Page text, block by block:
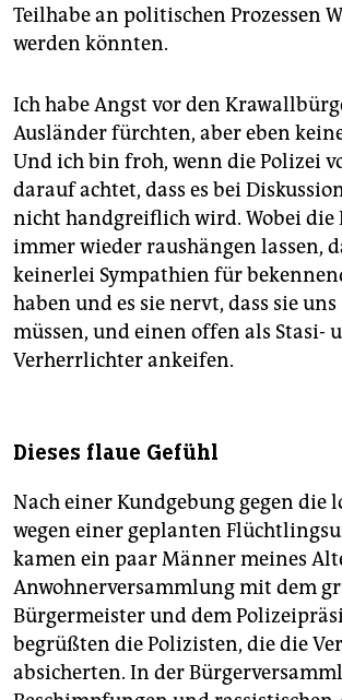
Teilhabe an politischen Prozessen
werden könnten.
Ich habe Angst vor den
Ausländer fürchten, aber eben
Und ich bin froh, wenn die Polizei
darauf achtet, dass es bei
nicht handgreiflich wird. Wobei die
immer wieder raushängen lassen,
keinerlei Sympathien für
haben und es sie nervt, dass sie
müssen, und einen offen als Stasi-
Verherrlichter ankeifen.
Dieses flaue Gefühl
Nach einer Kundgebung gegen die
wegen einer geplanten
kamen ein paar Männer meines
Anwohnerversammlung mit dem
Bürgermeister und dem
begrüßten die Polizisten, die die
absicherten. In der